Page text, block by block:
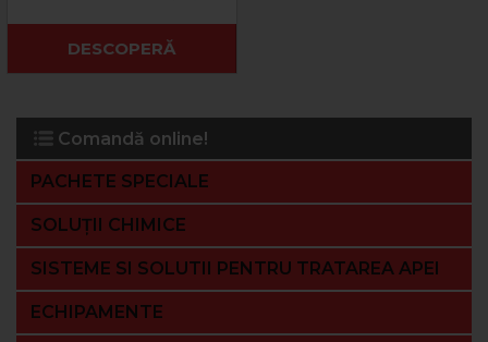
Comandă online!
PACHETE SPECIALE
SOLUȚII CHIMICE
SISTEME SI SOLUTII PENTRU TRATAREA APEI
ECHIPAMENTE
DESCOPERĂ